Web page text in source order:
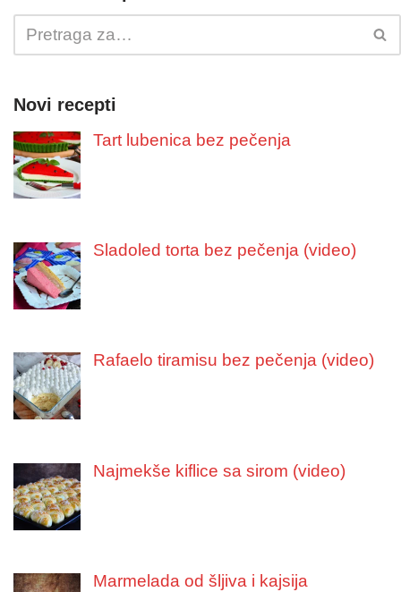
Novi recepti
Tart lubenica bez pečenja
Sladoled torta bez pečenja (video)
Rafaelo tiramisu bez pečenja (video)
Najmekše kiflice sa sirom (video)
Marmelada od šljiva i kajsija